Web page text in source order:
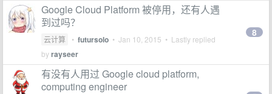
Google Cloud Platform 被停用，还有人遇
到过吗？
云计算 • futursolo • Jan 10, 2015 • Lastly replied
byrayseer
8
有没有人用过 Google cloud platform,
computing engineer